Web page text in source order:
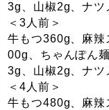
3g、山椒2g、ナツ
＜3人前＞
牛もつ360g、麻
00g、ちゃんぽん
3g、山椒2g、ナツ
＜4人前＞
牛もつ480g、麻